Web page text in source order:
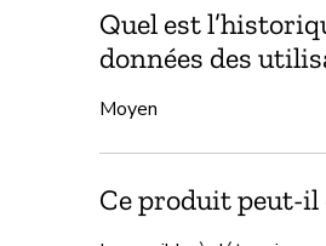
Quel est
données des
Moyen
Ce produit peut-